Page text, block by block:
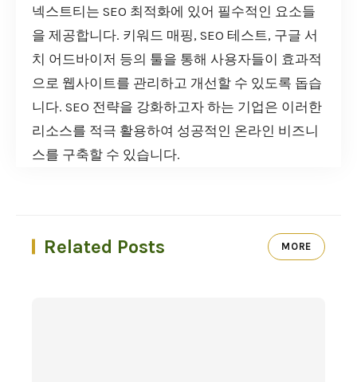
넥스트티는 SEO 최적화에 있어 필수적인 요소들
을 제공합니다. 키워드 매핑, SEO 테스트, 구글 서
치 어드바이저 등의 툴을 통해 사용자들이 효과적
으로 웹사이트를 관리하고 개선할 수 있도록 돕습
니다. SEO 전략을 강화하고자 하는 기업은 이러한
리소스를 적극 활용하여 성공적인 온라인 비즈니
스를 구축할 수 있습니다.
Related Posts MORE